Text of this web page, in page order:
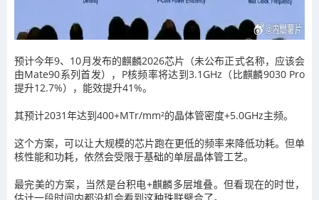
预计今年9、10月发布的麒麟2026芯片（未公布正式名称，应该会
由Mate90系列首发），P核频率将达到3.1GHz（比麒麟9030 Pro
提升12.7%），能效提升41%。
其预计2031年达到400+MTr/mm²的晶体管密度+5.0GHz主频。
这个方案，可以让大规模的芯片跑在更低的频率来降低功耗。但单
核性能和功耗，依然会受限于基础的单层晶体管工艺。
最完美的方案，当然是台积电+麒麟多层堆叠。但看现在的时世，